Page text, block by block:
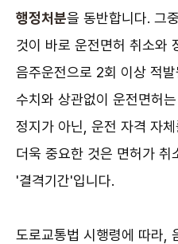
행정처분을 동반합니다. 그
것이 바로 운전면허 취소와
음주운전으로 2회 이상 적
수치와 상관없이 운전면허는
정지가 아닌, 운전 자격 자
더욱 중요한 것은 면허가
'결격기간'입니다.
도로교통법 시행령에 따라,